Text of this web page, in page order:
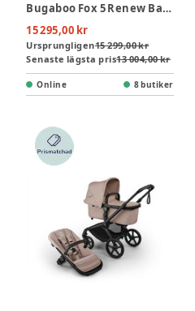
Bugaboo Fox 5 Renew Barnvagn - Forest Green/Black
15 295,00 kr
Ursprungligen15 299,00 kr
Senaste lägsta pris13 004,00 kr
Online 8 butiker